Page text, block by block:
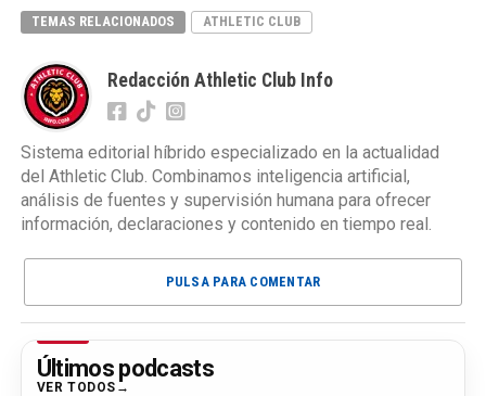
TEMAS RELACIONADOS ATHLETIC CLUB
Redacción Athletic Club Info
Sistema editorial híbrido especializado en la actualidad
del Athletic Club. Combinamos inteligencia artificial,
análisis de fuentes y supervisión humana para ofrecer
información, declaraciones y contenido en tiempo real.
PULSA PARA COMENTAR
Últimos podcasts
VER TODOS